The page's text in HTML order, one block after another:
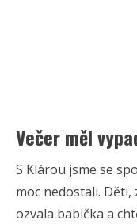
Večer měl
S Klárou jsme se
moc nedostali. Děti,
ozvala babička a